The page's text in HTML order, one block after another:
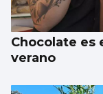
Chocolate es
verano